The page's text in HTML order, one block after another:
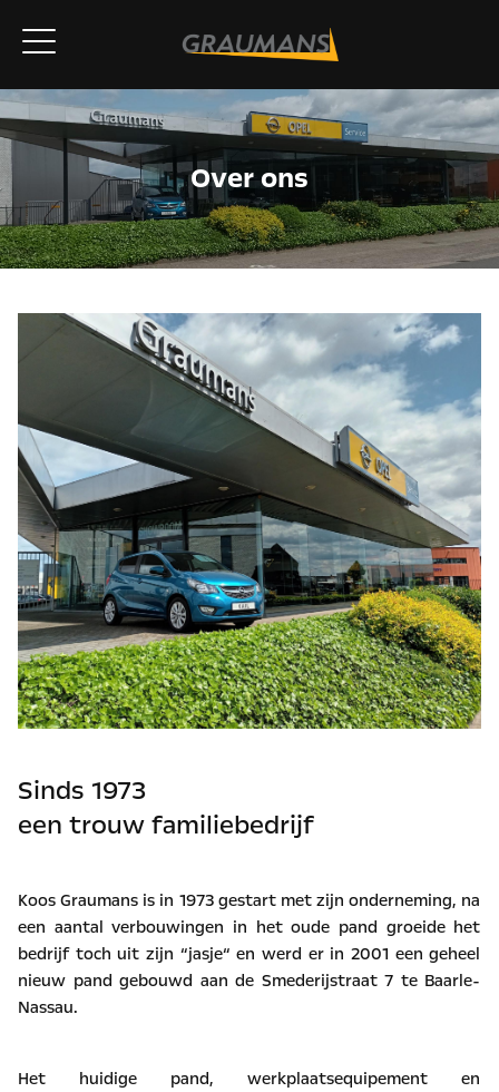
Over ons
Sinds 1973
een trouw familiebedrijf
Koos Graumans is in 1973 gestart met zijn onderneming, na
een aantal verbouwingen in het oude pand groeide het
bedrijf toch uit zijn “jasje“ en werd er in 2001 een geheel
nieuw pand gebouwd aan de Smederijstraat 7 te Baarle-
Nassau.
Het huidige pand, werkplaatsequipement en